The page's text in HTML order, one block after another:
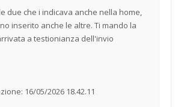
due che i indicava anche nella home,
inserito anche le altre. Ti mando la
a testionianza dell'invio
16/05/2026 18.42.11